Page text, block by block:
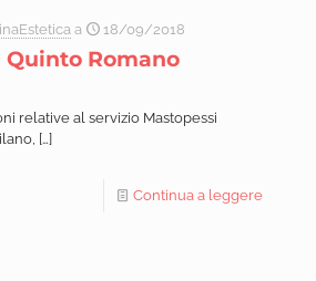
a 18/09/2018
Quinto Romano
relative al servizio Mastopessi
[…]
Continua a leggere